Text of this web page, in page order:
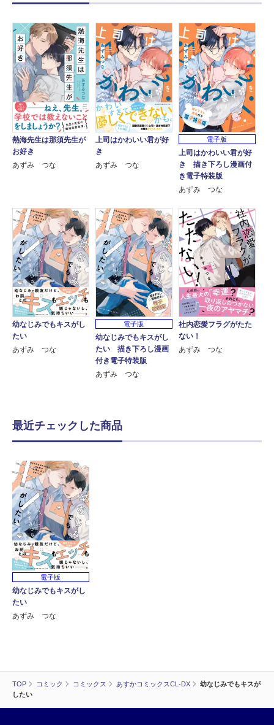
TOP コミック コミックス あすかコミックスCL-DX
幼なじみでもキスが
したい
熱海先生は那須先生が
お好き
あずみ つな
上司はかわいい君が好
き
あずみ つな
電子版
上司はかわいい君が好
き 描き下ろし漫画付
き電子特装版
あずみ つな
幼なじみでもキスがし
たい
あずみ つな
電子版
幼なじみでもキスがし
たい 描き下ろし漫画
付き電子特装版
あずみ つな
社内恋愛フラグがたた
ない！
あずみ つな
最近チェックした商品
電子版
幼なじみでもキスがし
たい
あずみ つな